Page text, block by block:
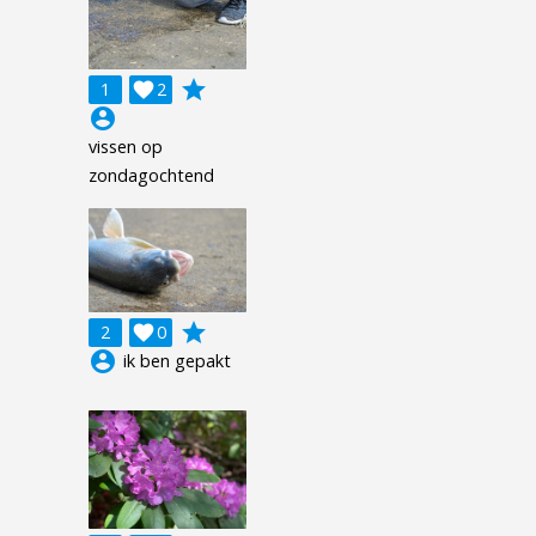
1 2

grade
account_circle
vissen op
zondagochtend
2 0

grade
account_circle ik ben gepakt